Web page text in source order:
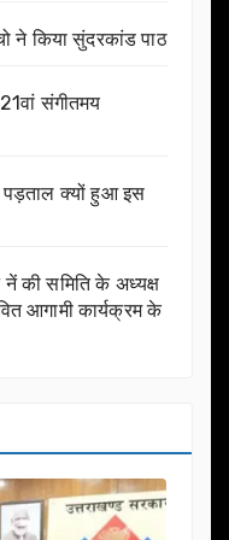
ने किया सुंदरकांड पाठ
संगीतमय
पड़ताल क्यों हुआ इस
की समिति के अध्यक्ष
आगामी कार्यक्रम के